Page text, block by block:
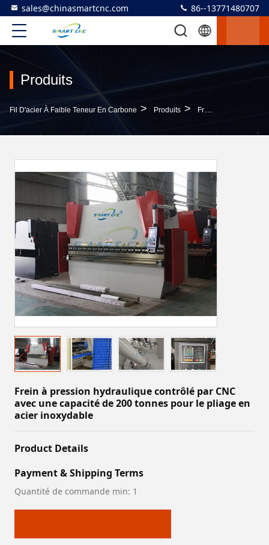
sales@chinasmartcnc.com 86--13771480707
Produits
Fil D'acier À Faible Teneur En Carbone > Produits > Frein De Presse Hydraulique
Frein à pression hydraulique contrôlé par CNC
avec une capacité de 200 tonnes pour le pliage en
acier inoxydable
Product Details
Payment & Shipping Terms
Quantité de commande min: 1